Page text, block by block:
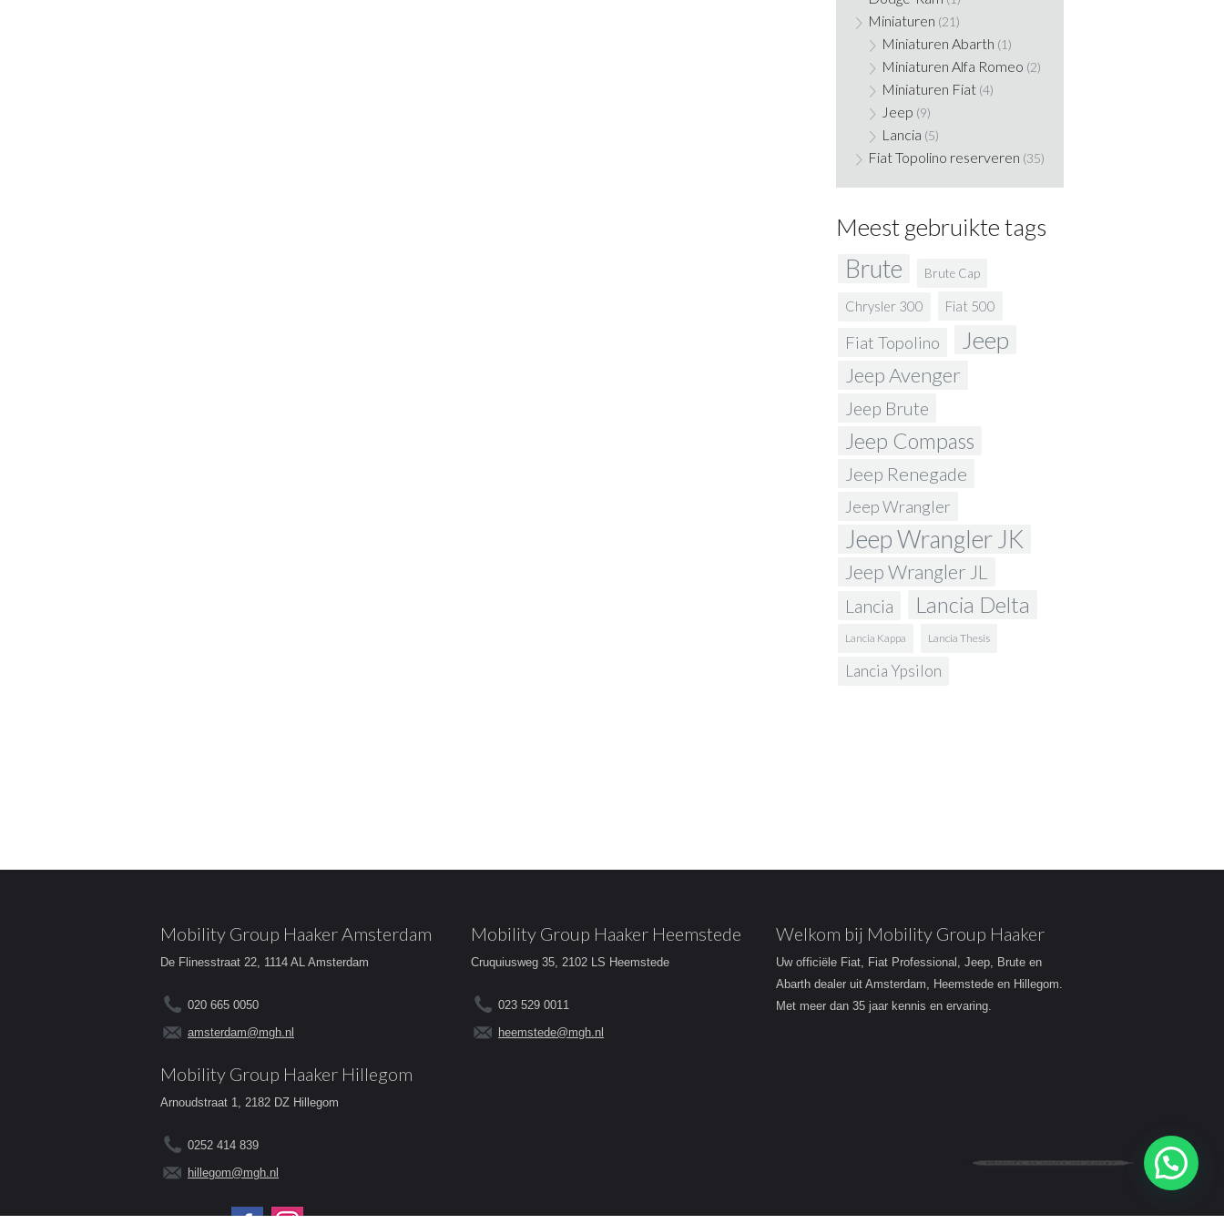
Miniaturen (21)
Miniaturen Abarth (1)
Miniaturen Alfa Romeo (2)
Miniaturen Fiat (4)
Jeep (9)
Lancia (5)
Fiat Topolino reserveren (35)
Meest gebruikte tags
Brute Brute Cap
Chrysler 300 Fiat 500
Fiat Topolino Jeep
Jeep Avenger
Jeep Brute
Jeep Compass
Jeep Renegade
Jeep Wrangler
Jeep Wrangler JK
Jeep Wrangler JL
Lancia Lancia Delta
Lancia Kappa Lancia Thesis
Lancia Ypsilon
Mobility Group Haaker Amsterdam
De Flinesstraat 22, 1114 AL Amsterdam
020 665 0050
amsterdam@mgh.nl
Mobility Group Haaker Heemstede
Cruquiusweg 35, 2102 LS Heemstede
023 529 0011
heemstede@mgh.nl
Mobility Group Haaker Hillegom
Arnoudstraat 1, 2182 DZ Hillegom
0252 414 839
hillegom@mgh.nl
Volg ons op:
Welkom bij Mobility Group Haaker
Uw officiële Fiat, Fiat Professional, Jeep, Brute en
Abarth dealer uit Amsterdam, Heemstede en Hillegom.
Met meer dan 35 jaar kennis en ervaring.
Heeft u een vraag?